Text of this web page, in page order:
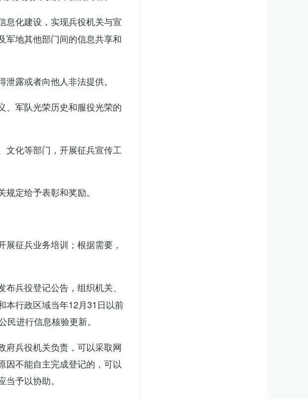
息化建设，实现兵役机关与宣
军地其他部门间的信息共享和
露或者向他人非法提供。
、军队光荣历史和服役光荣的
文化等部门，开展征兵宣传工
定给予表彰和奖励。
征兵业务培训；根据需要，
兵役登记公告，组织机关、
本行政区域当年12月31日以前
进行信息核验更新。
府兵役机关负责，可以采取网
因不能自主完成登记的，可以
予以协助。